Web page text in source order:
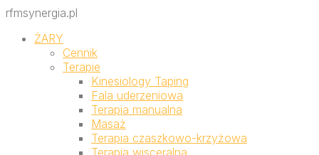
rfmsynergia.pl
ŻARY
Cennik
Terapie
Kinesiology Taping
Fala uderzeniowa
Terapia manualna
Masaż
Terapia czaszkowo-krzyżowa
Terapia wisceralna